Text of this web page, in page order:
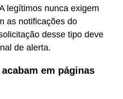
legítimos nunca exigem
as notificações do
desse tipo deve
de alerta.
em páginas